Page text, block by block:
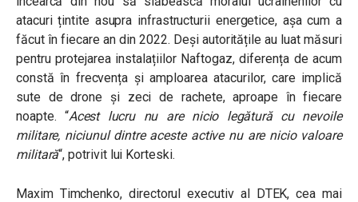
atacuri țintite asupra infrastructurii energetice, așa cum a
făcut în fiecare an din 2022. Deși autoritățile au luat măsuri
pentru protejarea instalațiilor Naftogaz, diferența de acum
constă în frecvența și amploarea atacurilor, care implică
sute de drone și zeci de rachete, aproape în fiecare
noapte. “Acest lucru nu are nicio legătură cu nevoile
militare, niciunul dintre aceste active nu are nicio valoare
militară“, potrivit lui Korteski.
Maxim Timchenko, directorul executiv al DTEK, cea mai